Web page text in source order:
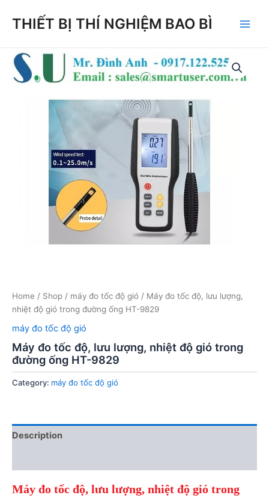
THIẾT BỊ THÍ NGHIỆM BAO BÌ
Home / Shop / máy đo tốc độ gió / Máy đo tốc độ, lưu lượng,
nhiệt độ gió trong đường ống HT-9829
máy đo tốc độ gió
Máy đo tốc độ, lưu lượng, nhiệt độ gió trong
đường ống HT-9829
Category: máy đo tốc độ gió
Description
Máy đo tốc độ, lưu lượng, nhiệt độ gió trong